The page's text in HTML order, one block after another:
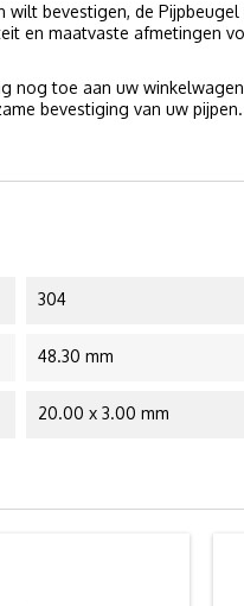
bevestigen, de
en maatvaste afmetingen
nog toe aan uw
bevestiging van uw pijpen.
304
48.30 mm
20.00 x 3.00 mm